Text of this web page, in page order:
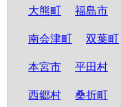
大熊町 福島市
南会津町 双葉町
本宮市 平田村
西郷村 桑折町